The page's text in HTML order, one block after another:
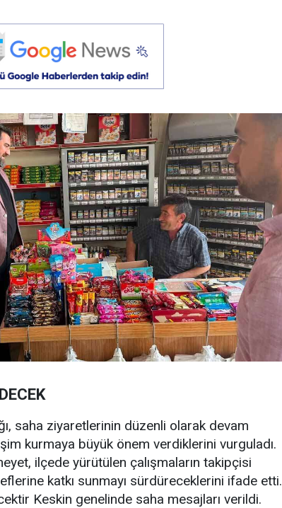
saha ziyaretlerinin düzenli olarak devam
kurmaya büyük önem verdiklerini vurguladı.
ilçede yürütülen çalışmaların takipçisi
katkı sunmayı sürdüreceklerini ifade etti.
Keskin genelinde saha mesajları verildi.